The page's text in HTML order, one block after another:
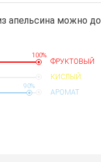
можно
100%
ФРУКТОВЫЙ
КИСЛЫЙ
90%
АРОМАТ